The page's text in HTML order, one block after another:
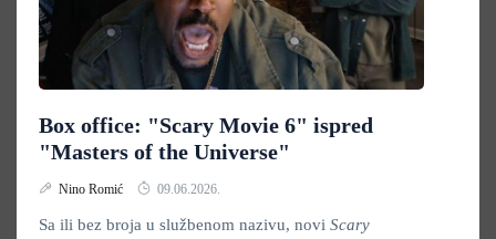
Box office: "Scary Movie 6" ispred
"Masters of the Universe"
Nino Romić 09.06.2026.
Sa ili bez broja u službenom nazivu, novi Scary